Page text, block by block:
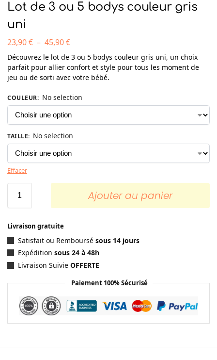
Lot de 3 ou 5 bodys couleur gris
uni
23,90€ – 45,90€
Découvrez le lot de 3 ou 5 bodys couleur gris uni, un choix
parfait pour allier confort et style pour tous les moment de
jeu ou de sorti avec votre bébé.
COULEUR: No selection
TAILLE: No selection
Effacer
Ajouter au panier
Livraison gratuite
Satisfait ou Remboursé sous 14 jours
Expédition sous 24 à 48h
Livraison Suivie OFFERTE
Paiement 100% Sécurisé